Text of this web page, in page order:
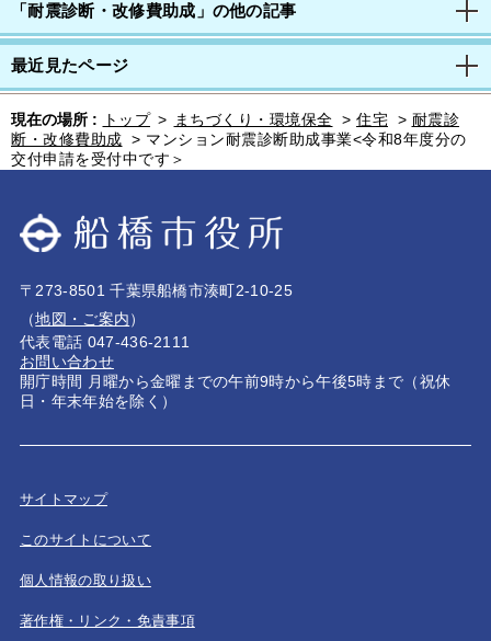
「耐震診断・改修費助成」の他の記事
最近見たページ
現在の場所 : トップ > まちづくり・環境保全 > 住宅 > 耐震診
断・改修費助成 > マンション耐震診断助成事業<令和8年度分の
交付申請を受付中です＞
〒273-8501 千葉県船橋市湊町2-10-25
（地図・ご案内）
代表電話 047-436-2111
お問い合わせ
開庁時間 月曜から金曜までの午前9時から午後5時まで（祝休
日・年末年始を除く）
サイトマップ
このサイトについて
個人情報の取り扱い
著作権・リンク・免責事項